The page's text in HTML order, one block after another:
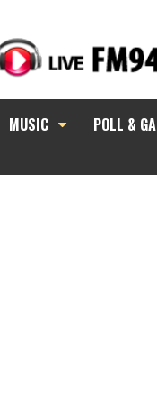
MUSIC POLL &